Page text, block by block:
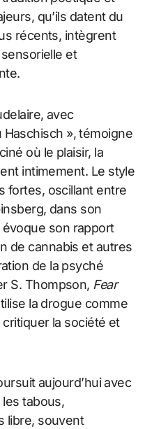
qu’ils datent du
récents, intègrent
et
avec
», témoigne
où le plaisir, la
intimement. Le style
fortes, oscillant entre
dans son
évoque son rapport
de cannabis et autres
de la psyché
S. Thompson, Fear
la drogue comme
la société et
aujourd’hui avec
tabous,
libre, souvent